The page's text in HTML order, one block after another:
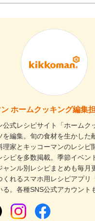
ホームクッキング編集
公式レシピサイト「ホームク
を編集。旬の食材を生かした
理家とキッコーマンのレシピ
シピを多数掲載。季節イベン
ャンル別レシピまとめも毎月
くれるスマホ用レシピアプリ
る。各種SNS公式アカウント